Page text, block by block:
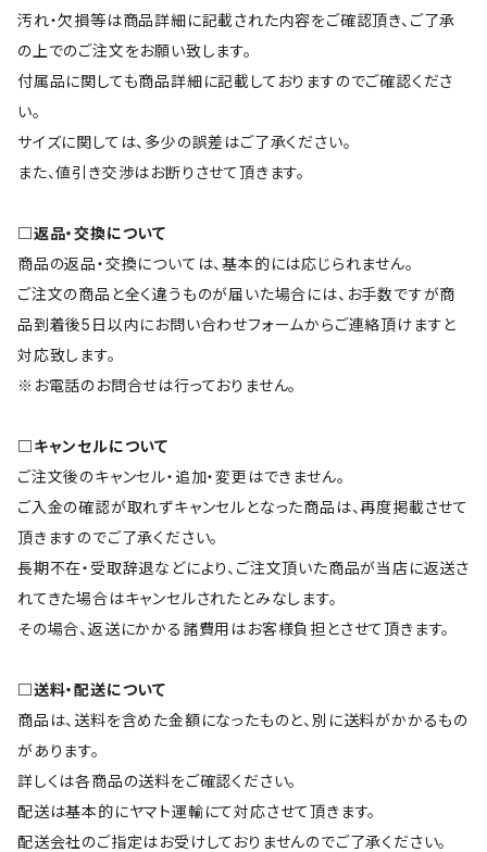
汚れ・欠損等は商品詳細に記載された内容をご確認頂き、ご了承
の上でのご注文をお願い致します。
付属品に関しても商品詳細に記載しておりますのでご確認くださ
い。
サイズに関しては、多少の誤差はご了承ください。
また、値引き交渉はお断りさせて頂きます。
□返品・交換について
商品の返品・交換については、基本的には応じられません。
ご注文の商品と全く違うものが届いた場合には、お手数ですが商
品到着後5日以内にお問い合わせフォームからご連絡頂けますと
対応致します。
※お電話のお問合せは行っておりません。
□キャンセルについて
ご注文後のキャンセル・追加・変更はできません。
ご入金の確認が取れずキャンセルとなった商品は、再度掲載させて
頂きますのでご了承ください。
長期不在・受取辞退などにより、ご注文頂いた商品が当店に返送さ
れてきた場合はキャンセルされたとみなします。
その場合、返送にかかる諸費用はお客様負担とさせて頂きます。
□送料・配送について
商品は、送料を含めた金額になったものと、別に送料がかかるもの
があります。
詳しくは各商品の送料をご確認ください。
配送は基本的にヤマト運輸にて対応させて頂きます。
配送会社のご指定はお受けしておりませんのでご了承ください。